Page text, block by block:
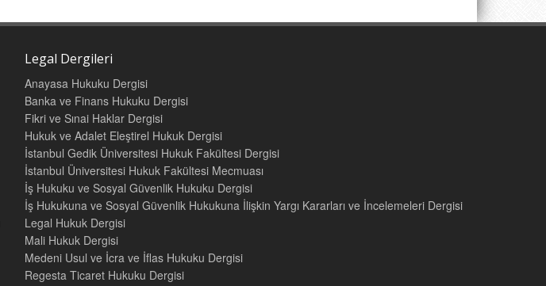
Legal Dergileri
Anayasa Hukuku Dergisi
Banka ve Finans Hukuku Dergisi
Fikri ve Sınai Haklar Dergisi
Hukuk ve Adalet Eleştirel Hukuk Dergisi
İstanbul Gedik Üniversitesi Hukuk Fakültesi Dergisi
İstanbul Üniversitesi Hukuk Fakültesi Mecmuası
İş Hukuku ve Sosyal Güvenlik Hukuku Dergisi
İş Hukukuna ve Sosyal Güvenlik Hukukuna İlişkin Yargı Kararları ve İncelemeleri Dergisi
Legal Hukuk Dergisi
Mali Hukuk Dergisi
Medeni Usul ve İcra ve İflas Hukuku Dergisi
Regesta Ticaret Hukuku Dergisi